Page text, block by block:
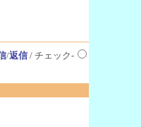
/返信/ チェック-